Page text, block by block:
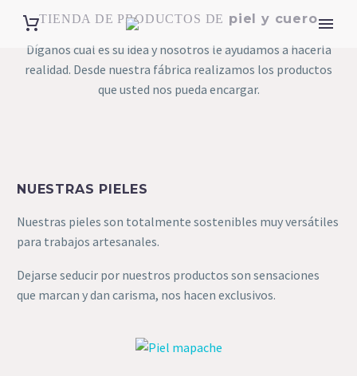
TIENDA DE PRODUCTOS DE piel y cuero
Díganos cual es su idea y nosotros le ayudamos a hacerla
realidad. Desde nuestra fábrica realizamos los productos
que usted nos pueda encargar.
NUESTRAS PIELES
Nuestras pieles son totalmente sostenibles muy versátiles
para trabajos artesanales.
Dejarse seducir por nuestros productos son sensaciones
que marcan y dan carisma, nos hacen exclusivos.